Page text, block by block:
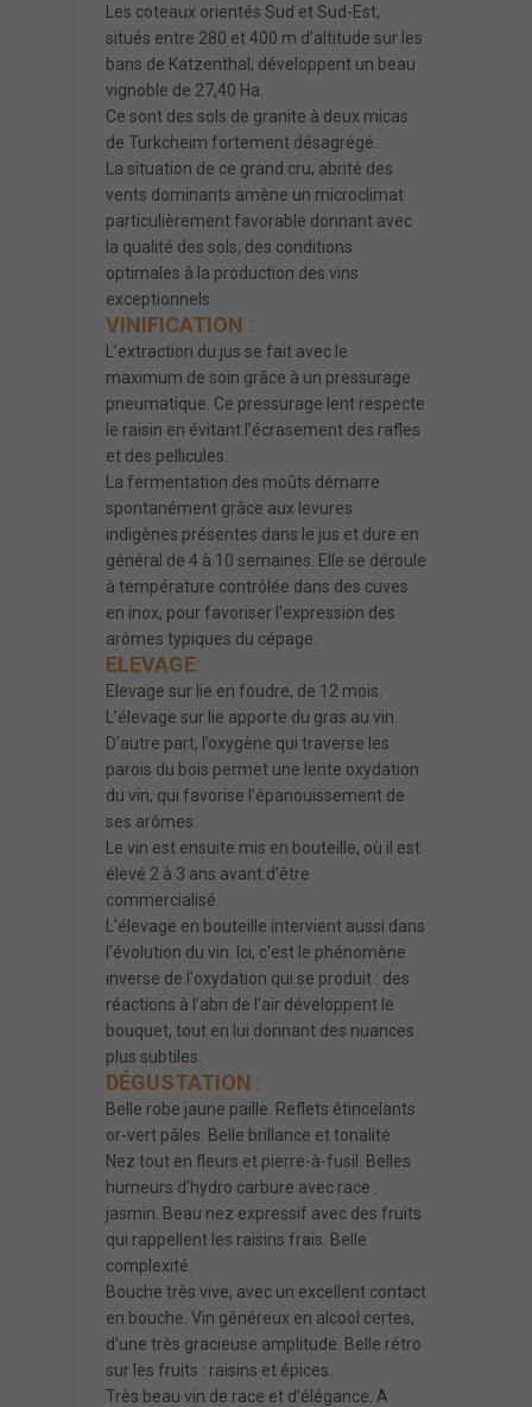
Les coteaux orientés Sud et Sud-Est,
situés entre 280 et 400 m d’altitude sur les
bans de Katzenthal, développent un beau
vignoble de 27,40 Ha.
Ce sont des sols de granite à deux micas
de Turkcheim fortement désagrégé.
La situation de ce grand cru, abrité des
vents dominants amène un microclimat
particulièrement favorable donnant avec
la qualité des sols, des conditions
optimales à la production des vins
exceptionnels.
VINIFICATION :
L’extraction du jus se fait avec le
maximum de soin grâce à un pressurage
pneumatique. Ce pressurage lent respecte
le raisin en évitant l’écrasement des rafles
et des pellicules.
La fermentation des moûts démarre
spontanément grâce aux levures
indigènes présentes dans le jus et dure en
général de 4 à 10 semaines. Elle se déroule
à température contrôlée dans des cuves
en inox, pour favoriser l’expression des
arômes typiques du cépage.
ELEVAGE:
Elevage sur lie en foudre, de 12 mois.
L’élevage sur lie apporte du gras au vin.
D’autre part, l’oxygène qui traverse les
parois du bois permet une lente oxydation
du vin, qui favorise l’épanouissement de
ses arômes.
Le vin est ensuite mis en bouteille, où il est
élevé 2 à 3 ans avant d’être
commercialisé.
L'élevage en bouteille intervient aussi dans
l’évolution du vin. Ici, c'est le phénomène
inverse de l'oxydation qui se produit : des
réactions à l’abri de l’air développent le
bouquet, tout en lui donnant des nuances
plus subtiles.
DÉGUSTATION :
Belle robe jaune paille. Reflets étincelants
or-vert pâles. Belle brillance et tonalité.
Nez tout en fleurs et pierre-à-fusil. Belles
humeurs d’hydro carbure avec race :
jasmin. Beau nez expressif avec des fruits
qui rappellent les raisins frais. Belle
complexité.
Bouche très vive, avec un excellent contact
en bouche. Vin généreux en alcool certes,
d’une très gracieuse amplitude. Belle rétro
sur les fruits : raisins et épices.
Très beau vin de race et d’élégance. A